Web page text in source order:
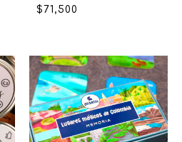
$ 71,500